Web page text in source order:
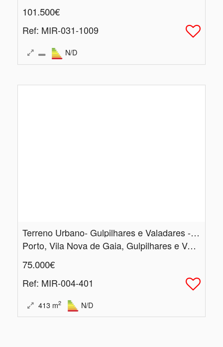
101.500€
Ref: MIR-031-1009
N/D
Terreno Urbano- Gulpilhares e Valadares - Vila Nova de Gaia
Porto, Vila Nova de Gaia, Gulpilhares e Valadares
75.000€
Ref: MIR-004-401
413 m2 N/D